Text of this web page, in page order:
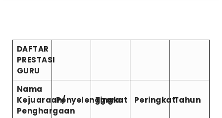
DAFTAR
PRESTASI
GURU
Nama
Kejuaraan/
Penghargaan
Penyelenggara
Tingkat PeringkatTahun